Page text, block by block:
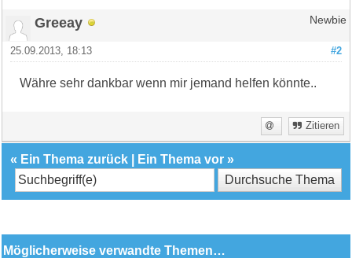
Greeay Newbie
#2
25.09.2013, 18:13
Währe sehr dankbar wenn mir jemand helfen könnte..
Zitieren
« Ein Thema zurück Ein Thema vor »
Möglicherweise verwandte Themen…